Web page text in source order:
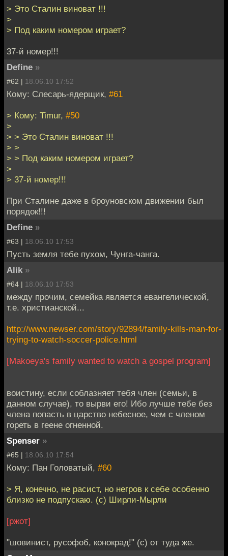
> Это Сталин виноват !!!
>
> Под каким номером играет?
37-й номер!!!
Define »
#62 | 18.06.10 17:52
Кому: Слесарь-ядерщик, #61
> Кому: Timur, #50
>
> > Это Сталин виноват !!!
> >
> > Под каким номером играет?
>
> 37-й номер!!!
При Сталине даже в броуновском движении был
порядок!!!
Define »
#63 | 18.06.10 17:53
Пусть земля тебе пухом, Чунга-чанга.
Alik »
#64 | 18.06.10 17:53
между прочим, семейка является евангелической,
т.е. христианской...
http://www.newser.com/story/92894/family-kills-man-for-
trying-to-watch-soccer-police.html
[Makoeya's family wanted to watch a gospel program]
воистину, если соблазняет тебя член (семьи, в
данном случае), то вырви его! Ибо лучше тебе без
члена попасть в царство небесное, чем с членом
гореть в геене огненной.
Spenser »
#65 | 18.06.10 17:54
Кому: Пан Головатый, #60
> Я, конечно, не расист, но негров к себе особенно
близко не подпускаю. (с) Ширли-Мырли
[ржот]
"шовинист, русофоб, конокрад!" (с) от туда же.